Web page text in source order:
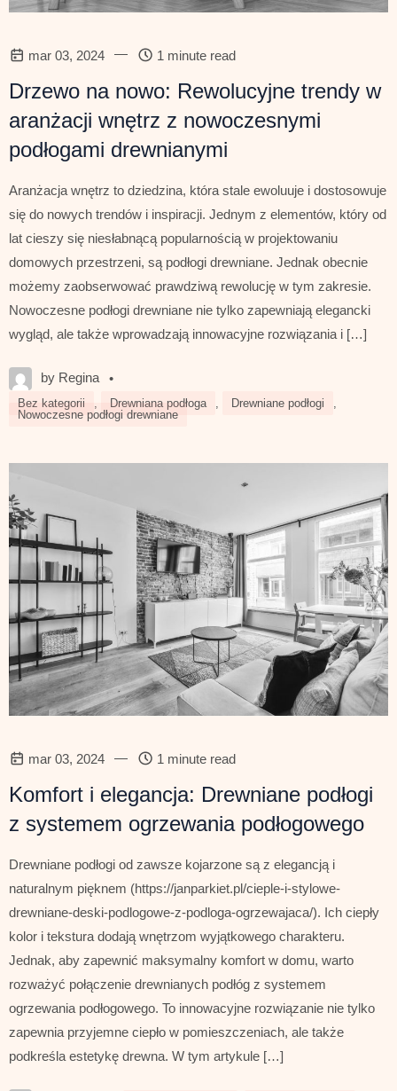
mar 03, 2024 — 1 minute read
Drzewo na nowo: Rewolucyjne trendy w
aranżacji wnętrz z nowoczesnymi
podłogami drewnianymi
Aranżacja wnętrz to dziedzina, która stale ewoluuje i dostosowuje
się do nowych trendów i inspiracji. Jednym z elementów, który od
lat cieszy się niesłabnącą popularnością w projektowaniu
domowych przestrzeni, są podłogi drewniane. Jednak obecnie
możemy zaobserwować prawdziwą rewolucję w tym zakresie.
Nowoczesne podłogi drewniane nie tylko zapewniają elegancki
wygląd, ale także wprowadzają innowacyjne rozwiązania i […]
by Regina •
Bez kategorii Drewniana podłoga Drewniane podłogi
Nowoczesne podłogi drewniane
mar 03, 2024 — 1 minute read
Komfort i elegancja: Drewniane podłogi
z systemem ogrzewania podłogowego
Drewniane podłogi od zawsze kojarzone są z elegancją i
naturalnym pięknem (https://janparkiet.pl/cieple-i-stylowe-
drewniane-deski-podlogowe-z-podloga-ogrzewajaca/). Ich ciepły
kolor i tekstura dodają wnętrzom wyjątkowego charakteru.
Jednak, aby zapewnić maksymalny komfort w domu, warto
rozważyć połączenie drewnianych podłóg z systemem
ogrzewania podłogowego. To innowacyjne rozwiązanie nie tylko
zapewnia przyjemne ciepło w pomieszczeniach, ale także
podkreśla estetykę drewna. W tym artykule […]